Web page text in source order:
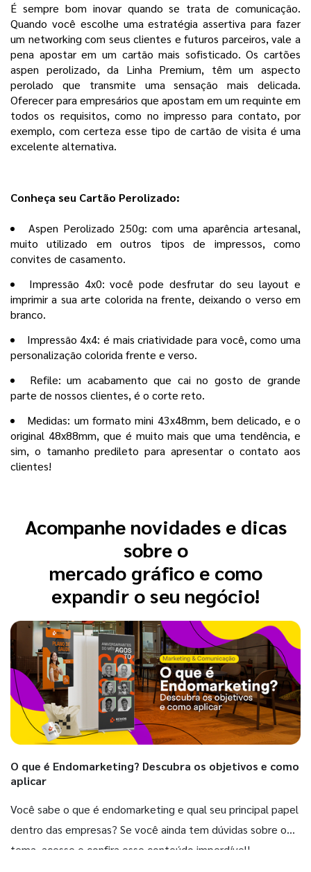
É sempre bom inovar quando se trata de comunicação.
Quando você escolhe uma estratégia assertiva para fazer
um networking com seus clientes e futuros parceiros, vale a
pena apostar em um cartão mais sofisticado. Os cartões
aspen perolizado, da Linha Premium, têm um aspecto
perolado que transmite uma sensação mais delicada.
Oferecer para empresários que apostam em um requinte em
todos os requisitos, como no impresso para contato, por
exemplo, com certeza esse tipo de cartão de visita é uma
excelente alternativa.
Conheça seu Cartão Perolizado:
Aspen Perolizado 250g: com uma aparência artesanal,
muito utilizado em outros tipos de impressos, como
convites de casamento.
Impressão 4x0: você pode desfrutar do seu layout e
imprimir a sua arte colorida na frente, deixando o verso em
branco.
Impressão 4x4: é mais criatividade para você, como uma
personalização colorida frente e verso.
Refile: um acabamento que cai no gosto de grande
parte de nossos clientes, é o corte reto.
Medidas: um formato mini 43x48mm, bem delicado, e o
original 48x88mm, que é muito mais que uma tendência, e
sim, o tamanho predileto para apresentar o contato aos
clientes!
Acompanhe novidades e dicas
sobre o
mercado gráfico e como
expandir o seu negócio!
O que é Endomarketing? Descubra os objetivos e como
aplicar
Você sabe o que é endomarketing e qual seu principal papel
dentro das empresas? Se você ainda tem dúvidas sobre o
tema, acesse e confira esse conteúdo imperdível!